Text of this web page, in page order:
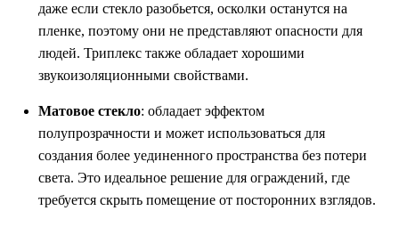
даже если стекло разобьется, осколки останутся на
пленке, поэтому они не представляют опасности для
людей. Триплекс также обладает хорошими
звукоизоляционными свойствами.
Матовое стекло: обладает эффектом
полупрозрачности и может использоваться для
создания более уединенного пространства без потери
света. Это идеальное решение для ограждений, где
требуется скрыть помещение от посторонних взглядов.